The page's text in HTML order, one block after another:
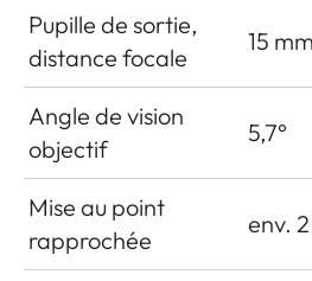
Pupille de sortie,
distance focale
15 mm
Angle de vision
objectif
5,7°
Mise au point
rapprochée
env.